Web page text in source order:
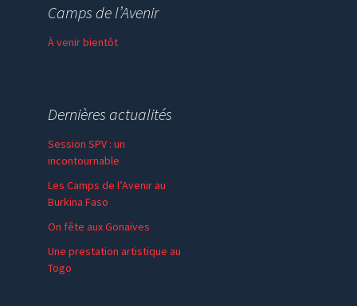
Faire un don
Camps de l’Avenir
À venir bientôt
Dernières actualités
Session SPV : un
incontournable
Les Camps de l’Avenir au
Burkina Faso
On fête aux Gonaïves
Une prestation artistique au
Togo